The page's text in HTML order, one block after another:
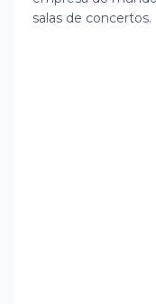
salas de concertos.